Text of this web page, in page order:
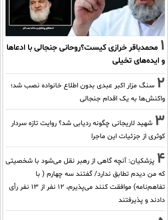
1 محمدباقر خرازی کیست؟روحانی جنجالی با ادعاها
و ایده‌های تخیلی
2 سنگ مزار اکبر عبدی بدون اطلاع خانواده نصب شد؛
واکنش‌ها به یک اقدام جنجالی
3 شهید لاریجانی چگونه ردیابی شد؟ روایت تازه سردار
کوثری از جزئیات این ماجرا
4 پزشکیان‌: آنچه گاهی از رهبر نقل می‌شود با شخصیتی
که من دیدم تطابق ندارد/ گفتند سه چهارم ( با
تفاهم‌نامه) موافقت کنند می‌پذیرم، 12 نفر از 13 نفر رأی
دادند و پذیرفتند